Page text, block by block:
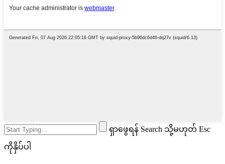
ရှာဖွေရန် Search သို့မဟုတ် Esc
ကိုနှိပ်ပါ